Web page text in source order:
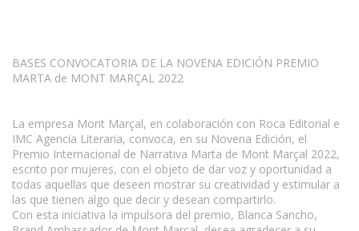
BASES CONVOCATORIA DE LA NOVENA EDICIÓN PREMIO
MARTA de MONT MARÇAL 2022
La empresa Mont Marçal, en colaboración con Roca Editorial e
IMC Agencia Literaria, convoca, en su Novena Edición, el
Premio Internacional de Narrativa Marta de Mont Marçal 2022,
escrito por mujeres, con el objeto de dar voz y oportunidad a
todas aquellas que deseen mostrar su creatividad y estimular a
las que tienen algo que decir y desean compartirlo.
Con esta iniciativa la impulsora del premio, Blanca Sancho,